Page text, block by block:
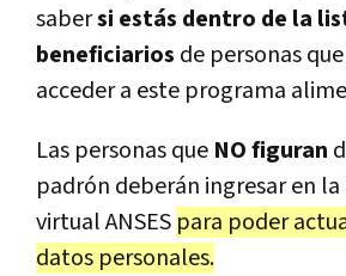
sabersi estás dentro de la
beneficiarios de personas
acceder a este programa
Las personas que NO figuran
padrón deberán ingresar en
virtual ANSES para poder
datos personales.